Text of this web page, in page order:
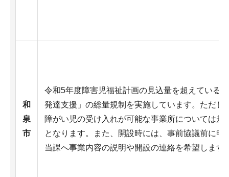
和
泉
市
令和5年度障害児福祉計画の見込量を超えている
発達支援」の総量規制を実施しています。ただし
障がい児の受け入れが可能な事業所については規
となります。また、開設時には、事前協議前に申
当課へ事業内容の説明や開設の連絡を希望します